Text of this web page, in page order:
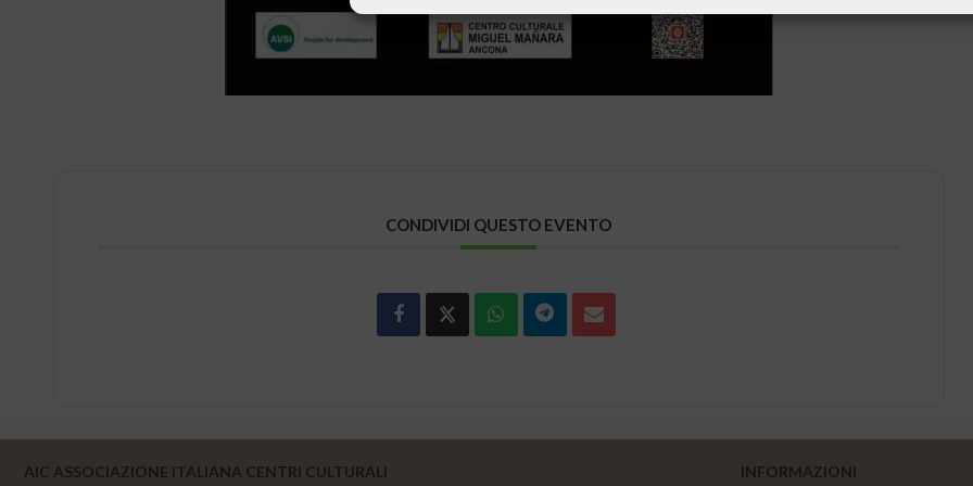
CONDIVIDI QUESTO EVENTO
AIC ASSOCIAZIONE ITALIANA CENTRI CULTURALI INFORMAZIONI